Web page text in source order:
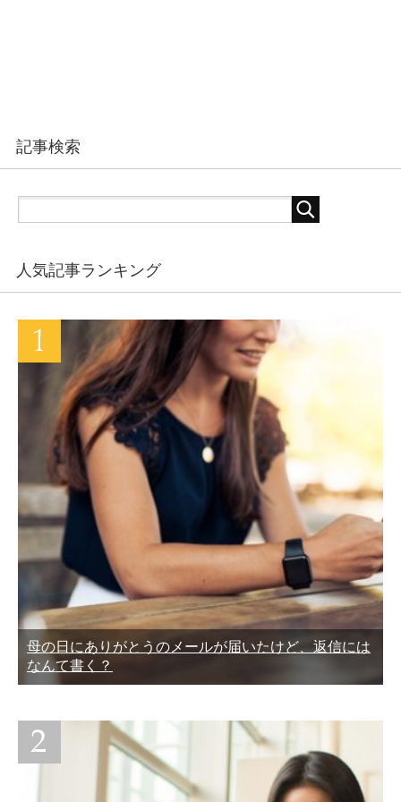
記事検索
人気記事ランキング
母の日にありがとうのメールが届いたけど、返信には
なんて書く？